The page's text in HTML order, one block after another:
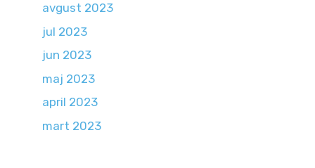
avgust 2023
jul 2023
jun 2023
maj 2023
april 2023
mart 2023